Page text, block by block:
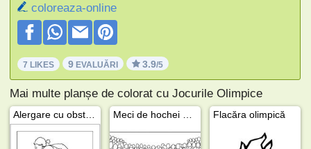
coloreaza-online
7 LIKES 9 EVALUĂRI 3.9/5
Mai multe planșe de colorat cu Jocurile Olimpice
Flacăra olimpică